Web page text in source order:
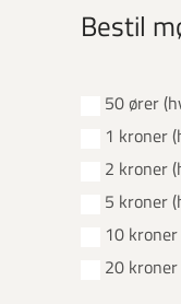
Bestil
50 ører
1 kroner
2 kroner
5 kroner
10
20